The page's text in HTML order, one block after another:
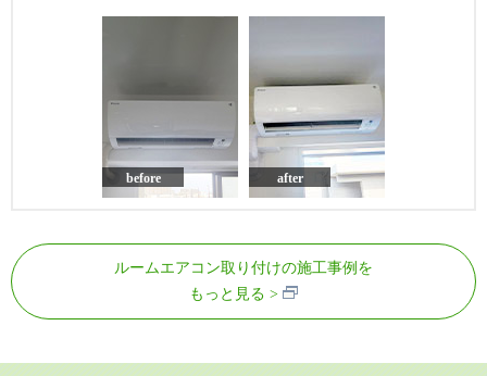
before after
ルームエアコン取り付けの施工事例を
もっと見る